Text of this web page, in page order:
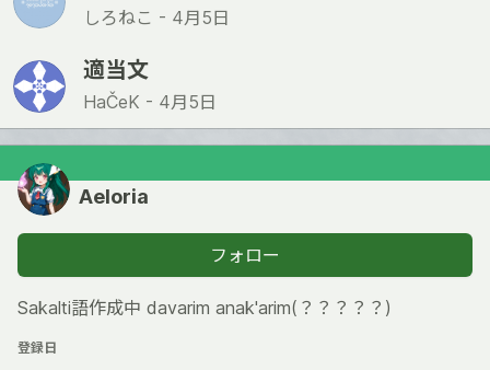
しろねこ - 4月5日
適当文
HaČeK - 4月5日
Aeloria
フォロー
Sakalti語作成中 davarim anak'arim(？？？？？)
登録日